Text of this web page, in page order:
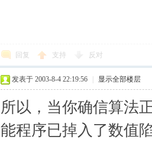
回复 支持 反对
发表于 2003-8-4 22:19:56 显示全部楼层
所以，当你确信算法
能程序已掉入了数值